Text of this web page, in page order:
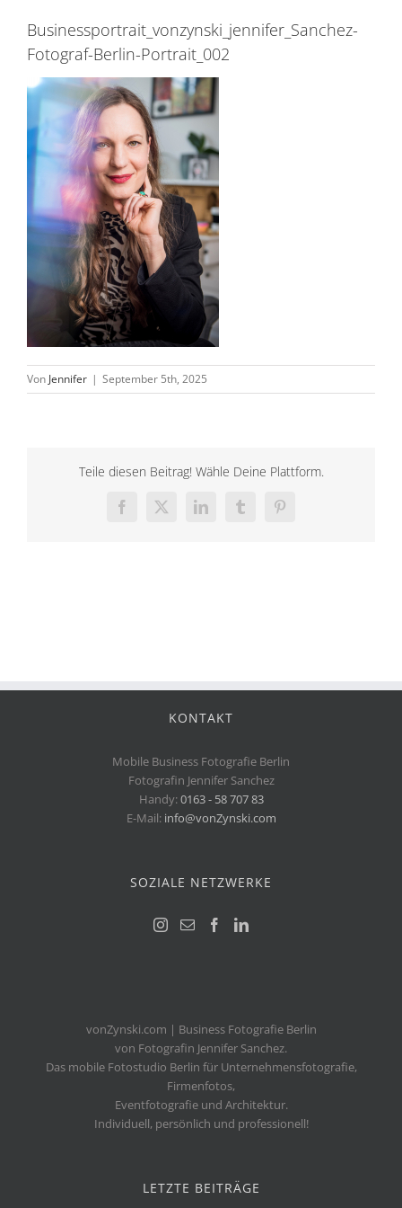
Businessportrait_vonzynski_jennifer_Sanchez-
Fotograf-Berlin-Portrait_002
Von Jennifer | September 5th, 2025
Teile diesen Beitrag! Wähle Deine Plattform.
Facebook
X LinkedInTumblrPinterest
KONTAKT
Mobile Business Fotografie Berlin
Fotografin Jennifer Sanchez
Handy:0163 - 58 707 83
E-Mail: info@vonZynski.com
SOZIALE NETZWERKE
vonZynski.com | Business Fotografie Berlin
von Fotografin Jennifer Sanchez.
Das mobile Fotostudio Berlin für Unternehmensfotografie,
Firmenfotos,
Eventfotografie und Architektur.
Individuell, persönlich und professionell!
LETZTE BEITRÄGE